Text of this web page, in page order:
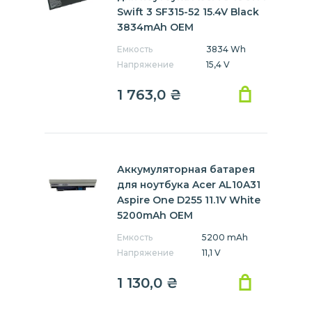
Swift 3 SF315-52 15.4V Black
3834mAh OEM
Емкость
3834 Wh
Напряжение
15,4 V
1 763,0 ₴
Аккумуляторная батарея
для ноутбука Acer AL10A31
Aspire One D255 11.1V White
5200mAh OEM
Емкость
5200 mAh
Напряжение
11,1 V
1 130,0 ₴